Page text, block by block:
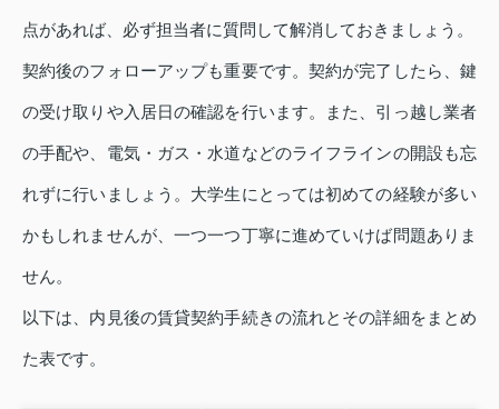
点があれば、必ず担当者に質問して解消しておきましょう。
契約後のフォローアップも重要です。契約が完了したら、鍵
の受け取りや入居日の確認を行います。また、引っ越し業者
の手配や、電気・ガス・水道などのライフラインの開設も忘
れずに行いましょう。大学生にとっては初めての経験が多い
かもしれませんが、一つ一つ丁寧に進めていけば問題ありま
せん。
以下は、内見後の賃貸契約手続きの流れとその詳細をまとめ
た表です。